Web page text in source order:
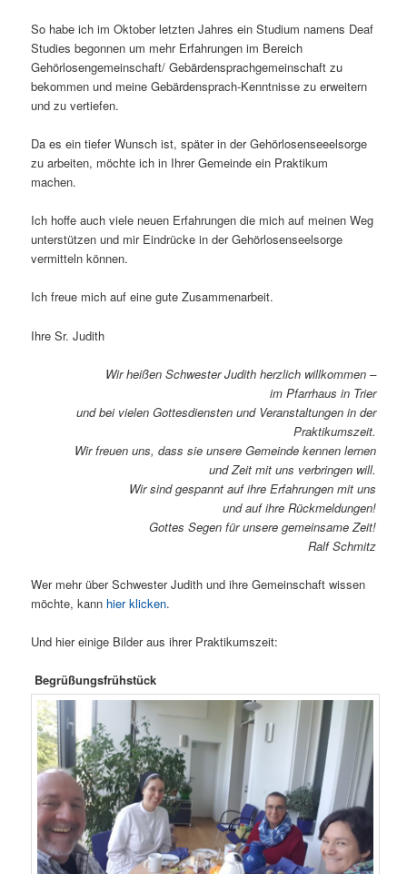
So habe ich im Oktober letzten Jahres ein Studium namens Deaf
Studies begonnen um mehr Erfahrungen im Bereich
Gehörlosengemeinschaft/ Gebärdensprachgemeinschaft zu
bekommen und meine Gebärdensprach-Kenntnisse zu erweitern
und zu vertiefen.
Da es ein tiefer Wunsch ist, später in der Gehörlosenseeelsorge
zu arbeiten, möchte ich in Ihrer Gemeinde ein Praktikum
machen.
Ich hoffe auch viele neuen Erfahrungen die mich auf meinen Weg
unterstützen und mir Eindrücke in der Gehörlosenseelsorge
vermitteln können.
Ich freue mich auf eine gute Zusammenarbeit.
Ihre Sr. Judith
Wir heißen Schwester Judith herzlich willkommen –
im Pfarrhaus in Trier
und bei vielen Gottesdiensten und Veranstaltungen in der
Praktikumszeit.
Wir freuen uns, dass sie unsere Gemeinde kennen lernen
und Zeit mit uns verbringen will.
Wir sind gespannt auf ihre Erfahrungen mit uns
und auf ihre Rückmeldungen!
Gottes Segen für unsere gemeinsame Zeit!
Ralf Schmitz
Wer mehr über Schwester Judith und ihre Gemeinschaft wissen
möchte, kann hier klicken.
Und hier einige Bilder aus ihrer Praktikumszeit:
Begrüßungsfrühstück